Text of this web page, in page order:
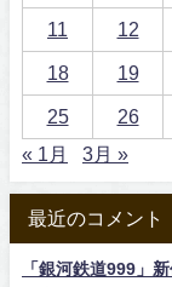
11 12
18 19
25 26
« 1月
3月 »
最近のコメント
「銀河鉄道999」